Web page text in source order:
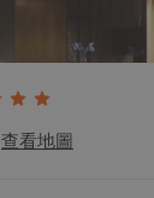
查看地圖